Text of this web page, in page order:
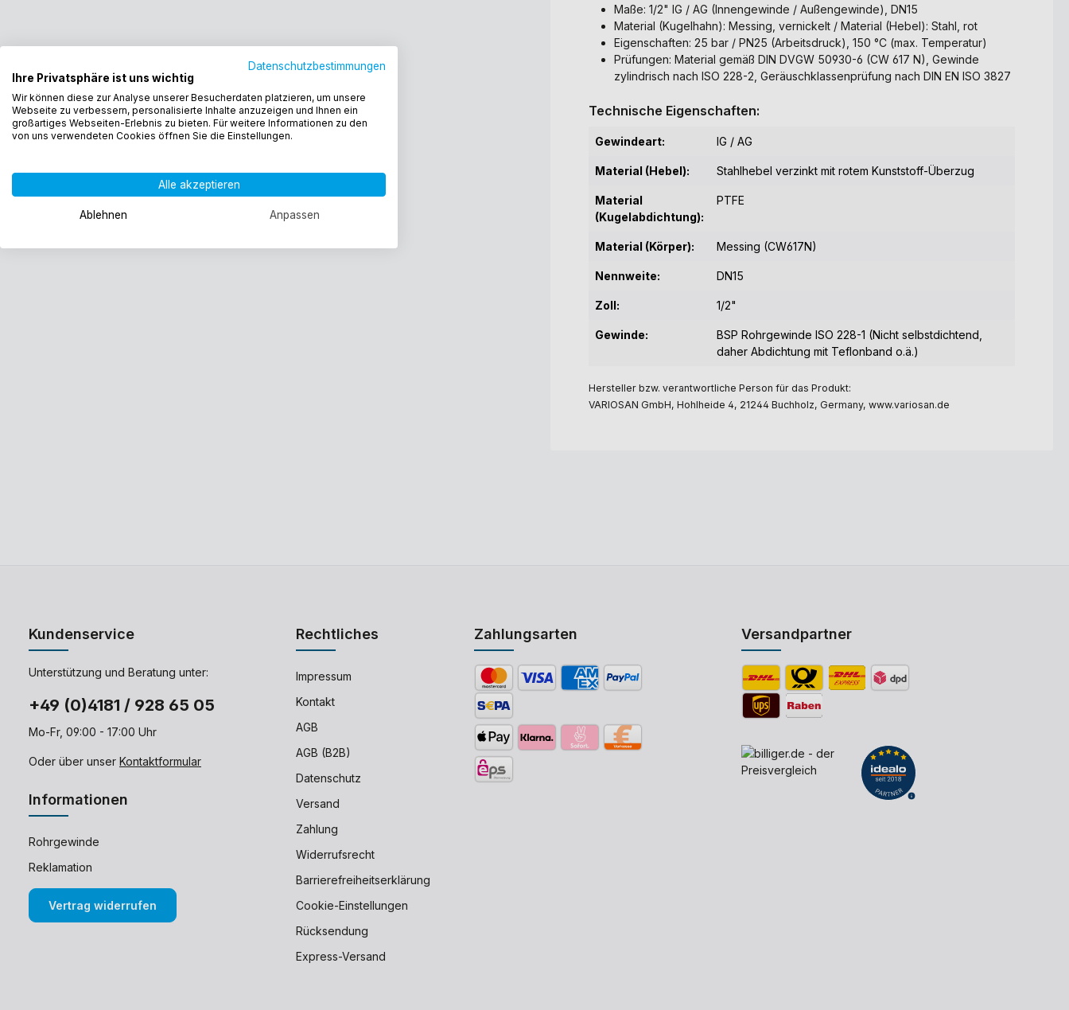
Maße: 1/2" IG / AG (Innengewinde / Außengewinde), DN15
Material (Kugelhahn): Messing, vernickelt / Material (Hebel): Stahl, rot
Eigenschaften: 25 bar / PN25 (Arbeitsdruck), 150 °C (max. Temperatur)
Prüfungen: Material gemäß DIN DVGW 50930-6 (CW 617 N), Gewinde
zylindrisch nach ISO 228-2, Geräuschklassenprüfung nach DIN EN ISO 3827
Technische Eigenschaften:
Gewindeart: IG / AG
Material (Hebel): Stahlhebel verzinkt mit rotem Kunststoff-Überzug
Material
(Kugelabdichtung):
PTFE
Material (Körper): Messing (CW617N)
Nennweite: DN15
Zoll: 1/2"
Gewinde:
BSP Rohrgewinde ISO 228-1 (Nicht selbstdichtend,
daher Abdichtung mit Teflonband o.ä.)
Hersteller bzw. verantwortliche Person für das Produkt:
VARIOSAN GmbH, Hohlheide 4, 21244 Buchholz, Germany, www.variosan.de
Zahlungsarten Versandpartner
Kundenservice
Unterstützung und Beratung unter:
+49 (0)4181 / 928 65 05
Mo-Fr, 09:00 - 17:00 Uhr
Oder über unser Kontaktformular
Informationen
Rohrgewinde
Reklamation
Vertrag widerrufen
Rechtliches
Impressum
Kontakt
AGB
AGB (B2B)
Datenschutz
Versand
Zahlung
Widerrufsrecht
Barrierefreiheitserklärung
Cookie-Einstellungen
Rücksendung
Express-Versand
Datenschutzbestimmungen
Ihre Privatsphäre ist uns wichtig
Wir können diese zur Analyse unserer Besucherdaten platzieren, um unsere
Webseite zu verbessern, personalisierte Inhalte anzuzeigen und Ihnen ein
großartiges Webseiten-Erlebnis zu bieten. Für weitere Informationen zu den
von uns verwendeten Cookies öffnen Sie die Einstellungen.
Alle akzeptieren
Ablehnen Anpassen